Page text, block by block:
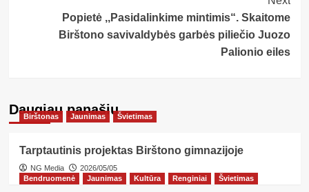
Popietė ,,Pasidalinkime mintimis“. Skaitome
Birštono savivaldybės garbės piliečio Juozo
Palionio eiles
Daugiau panašių…
Birštonas Jaunimas Švietimas
Tarptautinis projektas Birštono gimnazijoje
NG Media
2026/05/05
Bendruomenė
Jaunimas Kultūra Renginiai Švietimas